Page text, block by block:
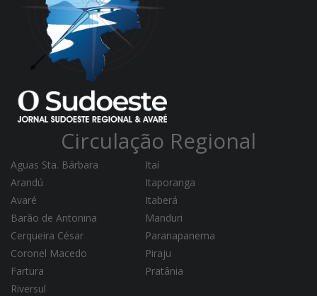
Circulação Regional
Aguas Sta. Bárbara
Arandú
Avaré
Barão de Antonina
Cerqueira César
Coronel Macedo
Fartura
Itaí
Itaporanga
Itaberá
Manduri
Paranapanema
Piraju
Pratânia
Riversul